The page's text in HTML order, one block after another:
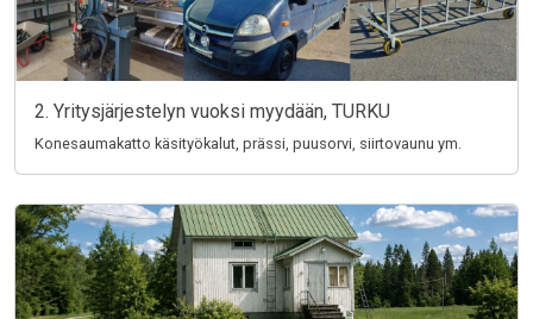
2. Yritysjärjestelyn vuoksi myydään, TURKU
Konesaumakatto käsityökalut, prässi, puusorvi, siirtovaunu ym.